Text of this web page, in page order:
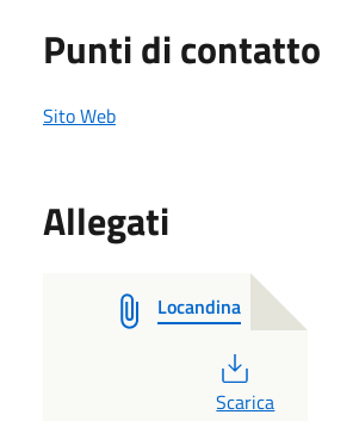
Punti di contatto
Sito Web
Allegati
Locandina
PDF
Scarica